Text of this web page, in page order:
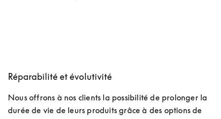
Réparabilité et évolutivité
Nous offrons à nos clients la possibilité de prolonger la
durée de vie de leurs produits grâce à des options de